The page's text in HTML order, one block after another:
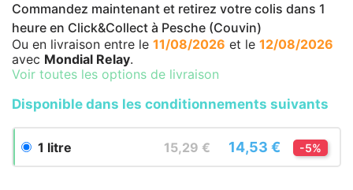
Commandez maintenant et retirez votre colis dans 1
heure en Click&Collect à Pesche (Couvin)
Ou en livraison entre le 11/08/2026 et le 12/08/2026
avec Mondial Relay.
Voir toutes les options de livraison
Disponible dans les conditionnements suivants
1 litre 15,29 € 14,53 € -5%